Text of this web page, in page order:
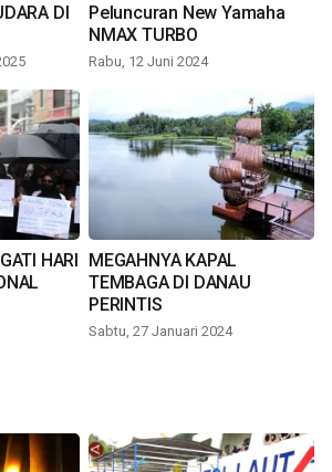
DI
Peluncuran New Yamaha
NMAX TURBO
Rabu, 12 Juni 2024
HARI MEGAHNYA KAPAL
TEMBAGA DI DANAU
PERINTIS
Sabtu, 27 Januari 2024